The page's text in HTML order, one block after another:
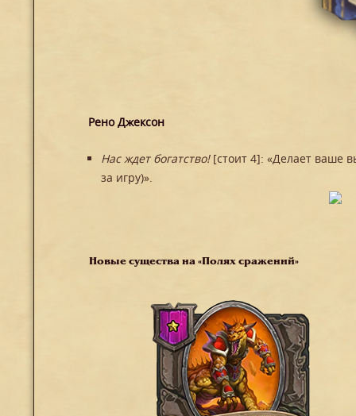
Рено Джексон
Нас ждет богатство![стоит 4]: «Делает ваше
за игру)».
Новые существа на «Полях сражений»